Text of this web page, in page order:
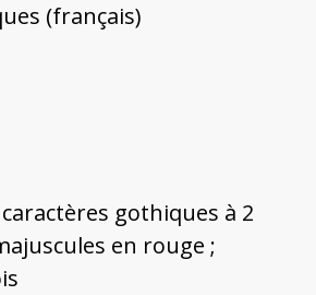
(français)
gothiques à 2
en rouge ;